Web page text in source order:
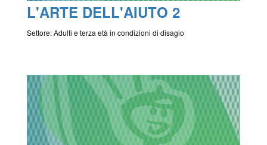
L'ARTE DELL'AIUTO 2
Settore: Adulti e terza età in condizioni di disagio